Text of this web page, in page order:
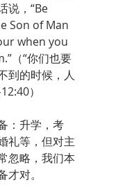
说，“Be
Son of Man
when you
（“你们也要
到的时候，人
）
：升学，考
礼等，但对主
忽略，我们本
对。